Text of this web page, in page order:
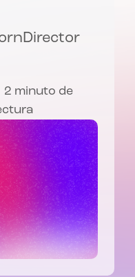
Director
2 minuto de